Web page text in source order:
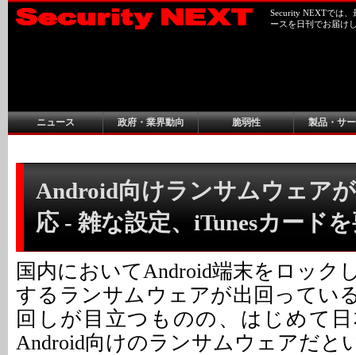
Security NEXTでは
ースを日刊でお届け
ニュース 政府・業界動向 脆弱性 製品・サ
Android向けランサムウェア
応 - 雑な設定、iTunesカード
国内においてAndroid端末をロック
するランサムウェアが出回ってい
回しが目立つものの、はじめて
Android向けのランサムウェアだと